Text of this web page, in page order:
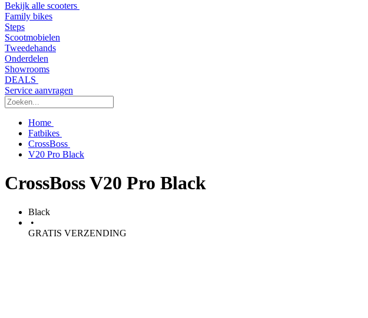
Bekijk alle scooters
Family bikes
Steps
Scootmobielen
Tweedehands
Onderdelen
Showrooms
DEALS
Service aanvragen
Home
Fatbikes
CrossBoss
V20 Pro Black
CrossBoss V20 Pro Black
Black
•
GRATIS VERZENDING